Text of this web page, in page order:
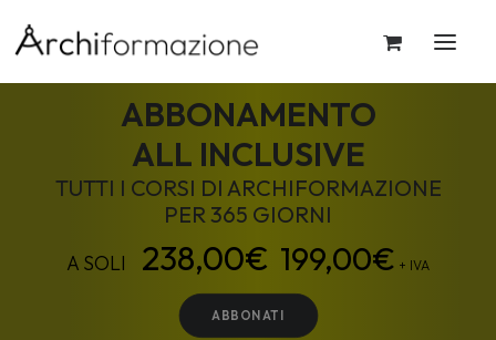
ABBONAMENTO
ALL INCLUSIVE
TUTTI I CORSI DI ARCHIFORMAZIONE
PER 365 GIORNI
199,00€ + IVA
ABBONATI